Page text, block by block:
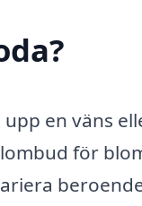
en väns
för